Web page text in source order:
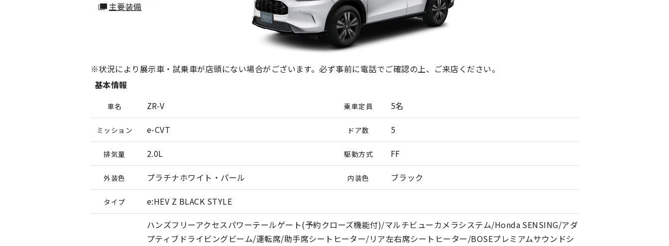
主要装備
※状況により展示車・試乗車が店頭にない場合がございます。必ず事前に電話でご確認の上、ご来店ください。
基本情報
車名 ZR-V 乗車定員 5名
ミッション e-CVT ドア数 5
排気量 2.0L 駆動方式 FF
外装色 プラチナホワイト・パール 内装色 ブラック
タイプ e:HEV Z BLACK STYLE
ハンズフリーアクセスパワーテールゲート(予約クローズ機能付)/マルチビューカメラシステム/Honda SENSING/アダ
プティブドライビングビーム/運転席/助手席シートヒーター/リア左右席シートヒーター/BOSEプレミアムサウンドシ